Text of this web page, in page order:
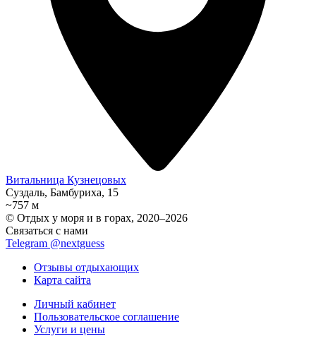
Витальница Кузнецовых
Суздаль, Бамбуриха, 15
~757 м
© Отдых у моря и в горах, 2020–2026
Связаться с нами
Telegram @nextguess
Отзывы отдыхающих
Карта сайта
Личный кабинет
Пользовательское соглашение
Услуги и цены